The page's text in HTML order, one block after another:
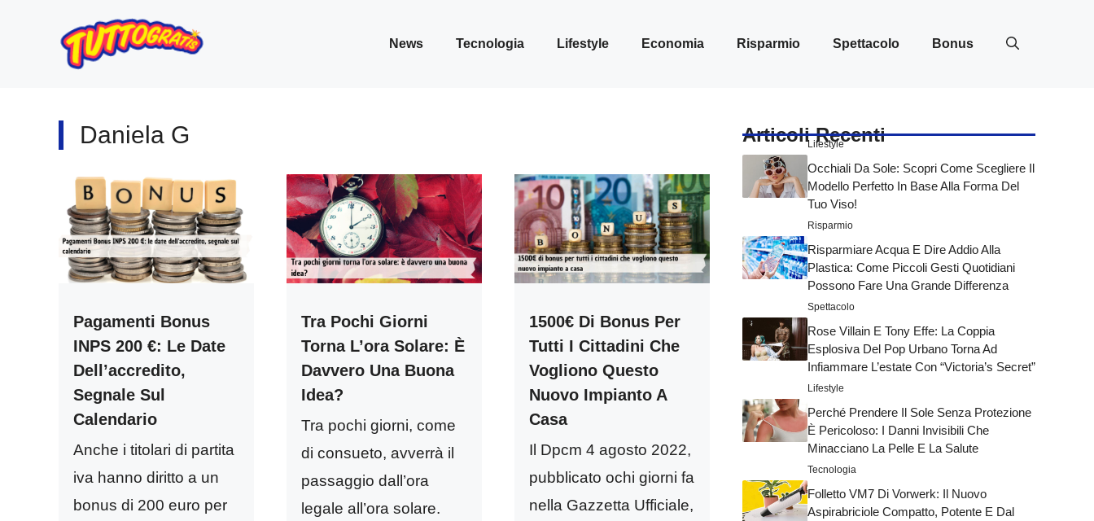
contenuto
News Tecnologia Lifestyle Economia Risparmio Spettacolo Bonus
Daniela G
Pagamenti Bonus
INPS 200 €: Le Date
Dell’accredito,
Segnale Sul
Calendario
Anche i titolari di partita
iva hanno diritto a un
bonus di 200 euro per
Tra Pochi Giorni
Torna L’ora Solare: È
Davvero Una Buona
Idea?
Tra pochi giorni, come
di consueto, avverrà il
passaggio dall’ora
legale all’ora solare.
1500€ Di Bonus Per
Tutti I Cittadini Che
Vogliono Questo
Nuovo Impianto A
Casa
Il Dpcm 4 agosto 2022,
pubblicato ochi giorni fa
nella Gazzetta Ufficiale,
Articoli Recenti
Lifestyle
Occhiali Da Sole: Scopri Come Scegliere Il
Modello Perfetto In Base Alla Forma Del
Tuo Viso!
Risparmio
Risparmiare Acqua E Dire Addio Alla
Plastica: Come Piccoli Gesti Quotidiani
Possono Fare Una Grande Differenza
Spettacolo
Rose Villain E Tony Effe: La Coppia
Esplosiva Del Pop Urbano Torna Ad
Infiammare L’estate Con “Victoria’s Secret”
Lifestyle
Perché Prendere Il Sole Senza Protezione
È Pericoloso: I Danni Invisibili Che
Minacciano La Pelle E La Salute
Tecnologia
Folletto VM7 Di Vorwerk: Il Nuovo
Aspirabriciole Compatto, Potente E Dal